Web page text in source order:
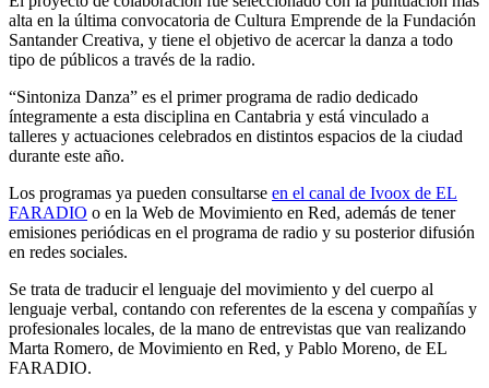
alta en la última convocatoria de Cultura Emprende de la Fundación
Santander Creativa, y tiene el objetivo de acercar la danza a todo
tipo de públicos a través de la radio.
“Sintoniza Danza” es el primer programa de radio dedicado
íntegramente a esta disciplina en Cantabria y está vinculado a
talleres y actuaciones celebrados en distintos espacios de la ciudad
durante este año.
Los programas ya pueden consultarse en el canal de Ivoox de EL
FARADIO o en la Web de Movimiento en Red, además de tener
emisiones periódicas en el programa de radio y su posterior difusión
en redes sociales.
Se trata de traducir el lenguaje del movimiento y del cuerpo al
lenguaje verbal, contando con referentes de la escena y compañías y
profesionales locales, de la mano de entrevistas que van realizando
Marta Romero, de Movimiento en Red, y Pablo Moreno, de EL
FARADIO.